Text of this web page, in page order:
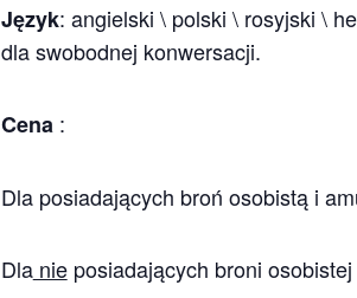
Język: angielski \ polski \ rosyjski \
dla swobodnej konwersacji.
Cena :
Dla posiadających broń osobistą i
Dlanieposiadających broni